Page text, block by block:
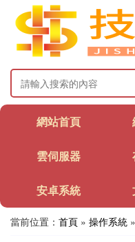
網站首頁
雲伺服器
安卓系統
當前位置： 首頁 » 操作系統